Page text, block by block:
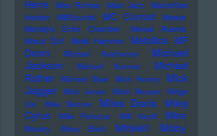
Herre
Max Romeo Maxi Jazz
Maximilian
Hecker
MBSounds MC Conrad
Meese
Melody's Echo Chamber
Mense Reents
Mesut Özil
Metal Hammer Metallica MF
Doom
Michael Hutchence
Michael
Jackson
Michael Kemner
Michael
Rother
Michael Stipe Mick Harvey
Mick
Jagger
Mick Jones Micki Meuser
Midge
Ure
Mike Skinner Miles Davis
Miley
Cyrus
Mille Petrozza Milli Vanilli Mine
Ministry Missy Elliott Mittekill Moby